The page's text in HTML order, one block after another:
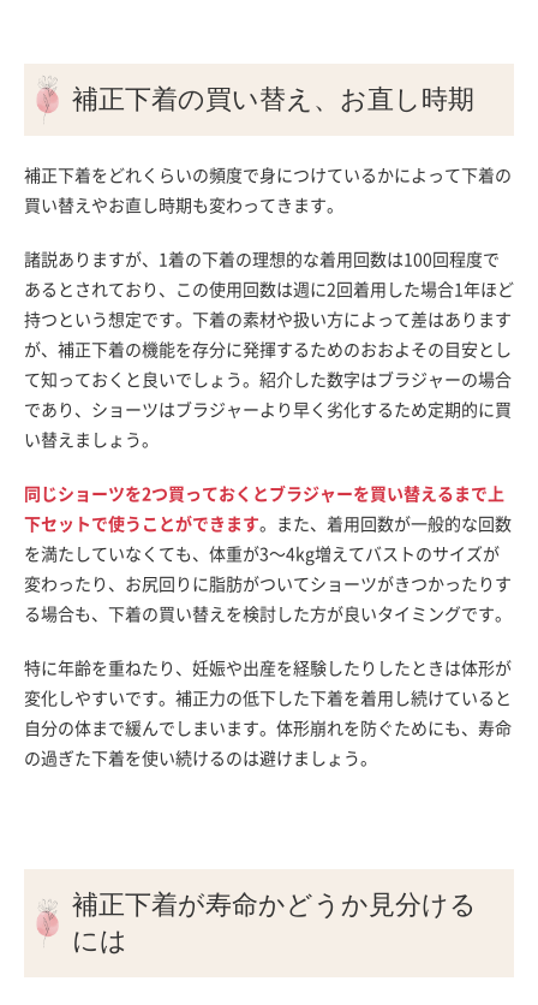
補正下着の買い替え、お直し時期
補正下着をどれくらいの頻度で身につけているかによって下着の
買い替えやお直し時期も変わってきます。
諸説ありますが、1着の下着の理想的な着用回数は100回程度で
あるとされており、この使用回数は週に2回着用した場合1年ほど
持つという想定です。下着の素材や扱い方によって差はあります
が、補正下着の機能を存分に発揮するためのおおよその目安とし
て知っておくと良いでしょう。紹介した数字はブラジャーの場合
であり、ショーツはブラジャーより早く劣化するため定期的に買
い替えましょう。
同じショーツを2つ買っておくとブラジャーを買い替えるまで上
下セットで使うことができます。また、着用回数が一般的な回数
を満たしていなくても、体重が3～4kg増えてバストのサイズが
変わったり、お尻回りに脂肪がついてショーツがきつかったりす
る場合も、下着の買い替えを検討した方が良いタイミングです。
特に年齢を重ねたり、妊娠や出産を経験したりしたときは体形が
変化しやすいです。補正力の低下した下着を着用し続けていると
自分の体まで緩んでしまいます。体形崩れを防ぐためにも、寿命
の過ぎた下着を使い続けるのは避けましょう。
補正下着が寿命かどうか見分ける
には